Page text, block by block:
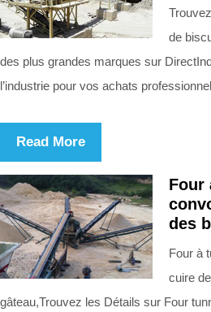
de
des plus grandes marques sur
l’industrie pour vos achats
Read More
Four
des
Four à
cuire
gâteau,Trouvez les Détails sur Four